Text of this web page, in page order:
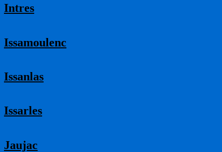
Intres
Issamoulenc
Issanlas
Issarles
Jaujac